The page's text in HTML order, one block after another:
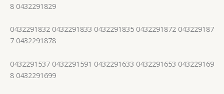
8 0432291829
0432291832 0432291833 0432291835 0432291872 043229187
7 0432291878
0432291537 0432291591 0432291633 0432291653 043229169
8 0432291699